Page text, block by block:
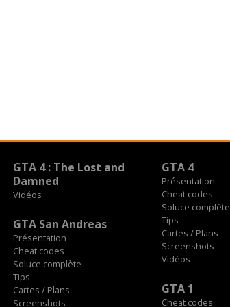
GTA 4 : The Lost and
Damned
Vidéos
GTA 4
Présentation
Cheat codes
Soluce complète
Tips
Cartes / Plans
Screenshots
Vidéos
GTA San Andreas
Présentation
Cheat codes
Soluce complète
Tips
Cartes / Plans
Screenshots
GTA 1
Cheat codes